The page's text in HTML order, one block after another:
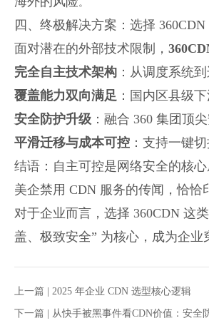
。
四、终极解决方案：选择
面对潜在的外部技术限制，
完全自主技术架构 ：从调度系统
覆盖能力双向满足 ：国内区县级
安全防护升级 ：融合 360 集团顶
平滑迁移与成本可控 ：支持一键
结语：自主可控是网络安全的核
美企禁用 CDN 服务的传闻，恰
对于企业而言，选择 360CDN 这
盖、极致安全” 为核心，成为企
上一篇 | 2025 年企业 CDN 选型核心逻辑
下一篇 | 从快手被黑事件看CDN价值：安全